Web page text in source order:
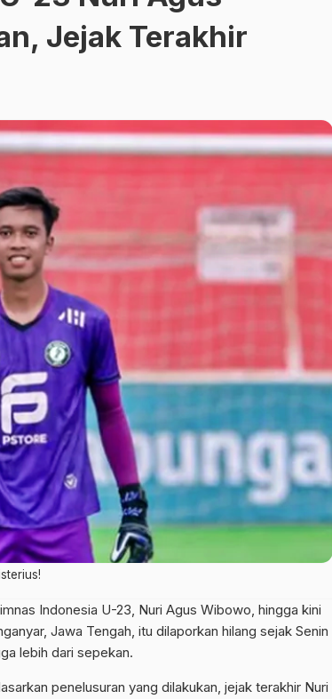
Jejak Terakhir
Indonesia U-23, Nuri Agus Wibowo, hingga kini
Jawa Tengah, itu dilaporkan hilang sejak Senin
lebih dari sepekan.
penelusuran yang dilakukan, jejak terakhir Nuri